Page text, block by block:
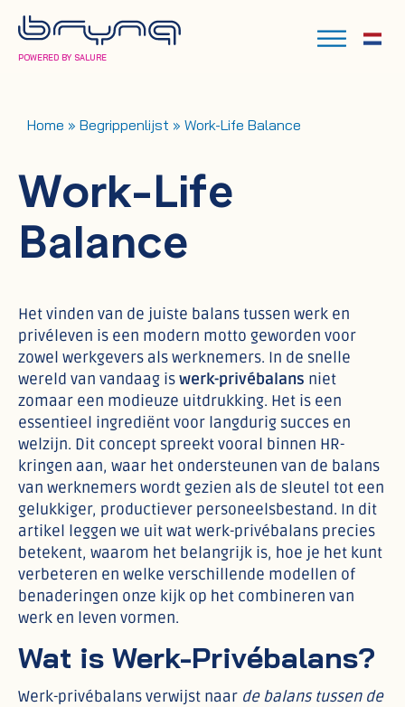
POWERED BY SALURE
Home » Begrippenlijst » Work-Life Balance
Work-Life
Balance
Het vinden van de juiste balans tussen werk en
privéleven is een modern motto geworden voor
zowel werkgevers als werknemers. In de snelle
wereld van vandaag iswerk-privébalans niet
zomaar een modieuze uitdrukking. Het is een
essentieel ingrediënt voor langdurig succes en
welzijn. Dit concept spreekt vooral binnen HR-
kringen aan, waar het ondersteunen van de balans
van werknemers wordt gezien als de sleutel tot een
gelukkiger, productiever personeelsbestand. In dit
artikel leggen we uit wat werk-privébalans precies
betekent, waarom het belangrijk is, hoe je het kunt
verbeteren en welke verschillende modellen of
benaderingen onze kijk op het combineren van
werk en leven vormen.
Wat is Werk-Privébalans?
Werk-privébalans verwijst naar de balans tussen de